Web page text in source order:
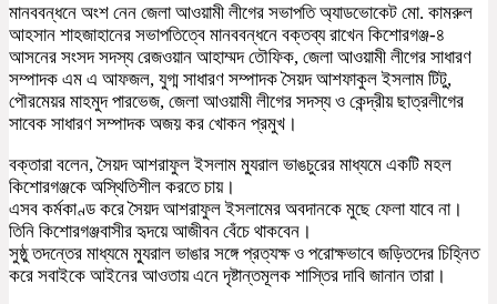
মানববন্ধনে অংশ নেন জেলা আওয়ামী লীগের সভাপতি অ্যাডভোকেট মো. কামরুল
আহসান শাহজাহানের সভাপতিত্বে মানববন্ধনে বক্তব্য রাখেন কিশোরগঞ্জ-৪
আসনের সংসদ সদস্য রেজওয়ান আহাম্মদ তৌফিক, জেলা আওয়ামী লীগের সাধারণ
সম্পাদক এম এ আফজল, যুগ্ম সাধারণ সম্পাদক সৈয়দ আশফাকুল ইসলাম টিটু,
পৌরমেয়র মাহমুদ পারভেজ, জেলা আওয়ামী লীগের সদস্য ও কেন্দ্রীয় ছাত্রলীগের
সাবেক সাধারণ সম্পাদক অজয় কর খোকন প্রমুখ।
বক্তারা বলেন, সৈয়দ আশরাফুল ইসলাম ম্যুরাল ভাঙচুরের মাধ্যমে একটি মহল
কিশোরগঞ্জকে অস্থিতিশীল করতে চায়।
এসব কর্মকাণ্ড করে সৈয়দ আশরাফুল ইসলামের অবদানকে মুছে ফেলা যাবে না।
তিনি কিশোরগঞ্জবাসীর হৃদয়ে আজীবন বেঁচে থাকবেন।
সুষ্ঠু তদন্তের মাধ্যমে ম্যুরাল ভাঙার সঙ্গে প্রত্যক্ষ ও পরোক্ষভাবে জড়িতদের চিহ্নিত
করে সবাইকে আইনের আওতায় এনে দৃষ্টান্তমূলক শাস্তির দাবি জানান তারা।